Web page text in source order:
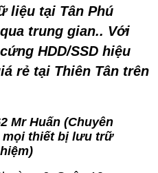
liệu tại Tân Phú
trung gian.. Với
HDD/SSD hiệu
rẻ tại Thiên Tân trên
Mr Huấn (Chuyên
thiết bị lưu trữ